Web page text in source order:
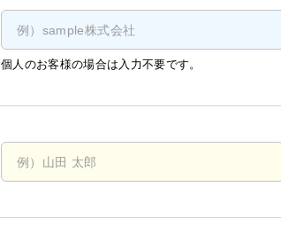
個人のお客様の場合は入力不要です。